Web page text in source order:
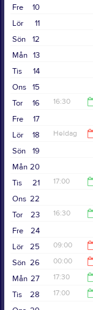
10
Fre
11
Lör
12
Sön
13
Mån
14
Tis
15
Ons
16
Tor 16:30
17:30
17
Fre
18
Lör Heldag
19
Sön
20
Mån
21
Tis 17:00
19:00
22
Ons
23
Tor 16:30
17:30
24
Fre
25
Lör 09:00
00:00
26
Sön 00:00
18:00
27
Mån 17:30
28
Tis 17:00